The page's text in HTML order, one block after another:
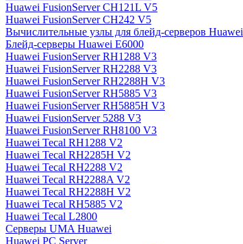
Huawei FusionServer CH121L V5
Huawei FusionServer CH242 V5
Вычислительные узлы для блейд-серверов Huawei
Блейд-серверы Huawei E6000
Huawei FusionServer RH1288 V3
Huawei FusionServer RH2288 V3
Huawei FusionServer RH2288H V3
Huawei FusionServer RH5885 V3
Huawei FusionServer RH5885H V3
Huawei FusionServer 5288 V3
Huawei FusionServer RH8100 V3
Huawei Tecal RH1288 V2
Huawei Tecal RH2285H V2
Huawei Tecal RH2288 V2
Huawei Tecal RH2288A V2
Huawei Tecal RH2288H V2
Huawei Tecal RH5885 V2
Huawei Tecal L2800
Серверы UMA Huawei
Huawei PC Server